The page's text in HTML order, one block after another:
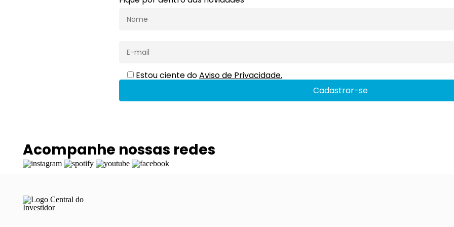
Estou ciente doAviso de Privacidade.
Acompanhe nossas redes